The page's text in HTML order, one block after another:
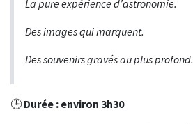
La pure expérience d’astronomie.
Des images qui marquent.
Des souvenirs gravés au plus profond.
🕒 Durée : environ 3h30